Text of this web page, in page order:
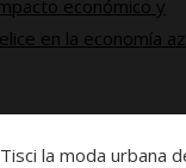
económico y
en la economía
la moda urbana